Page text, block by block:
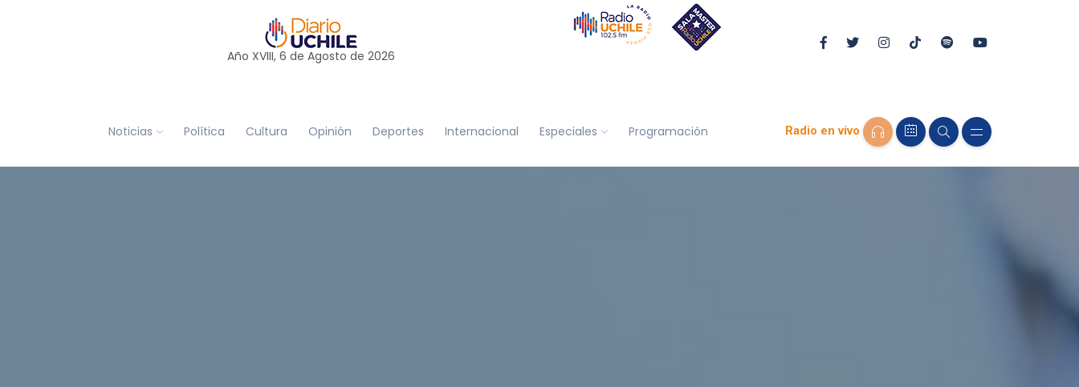
Año XVIII, 6 de Agosto de 2026
Noticias Política Cultura Opinión Deportes Internacional Especiales Programación Radio en vivo